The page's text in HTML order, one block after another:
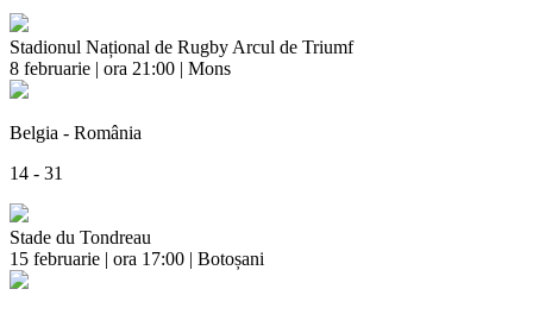
Stadionul Național de Rugby Arcul de Triumf
8 februarie | ora 21:00 | Mons
Belgia - România
14 - 31
Stade du Tondreau
15 februarie | ora 17:00 | Botoșani